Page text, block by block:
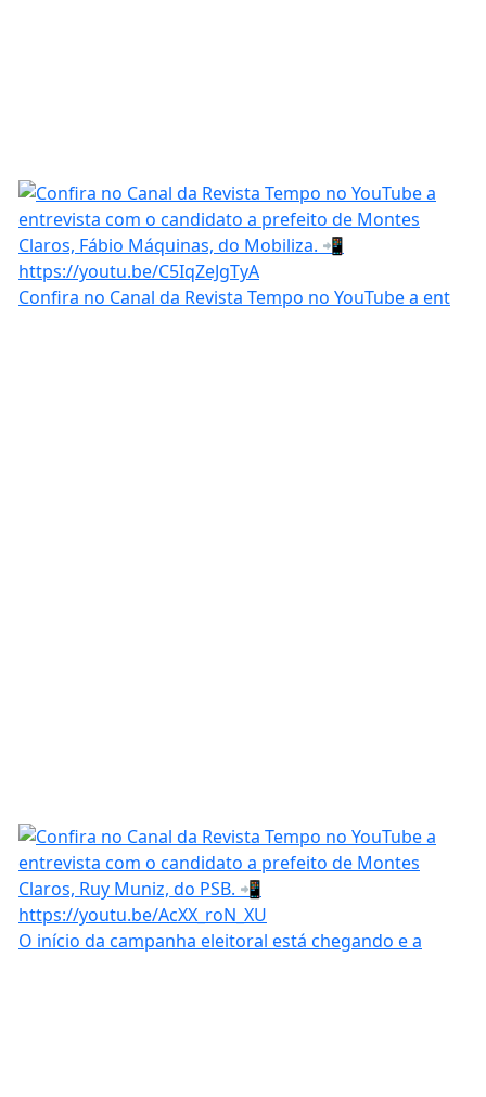
Confira no Canal da Revista Tempo no YouTube a ent
O início da campanha eleitoral está chegando e a